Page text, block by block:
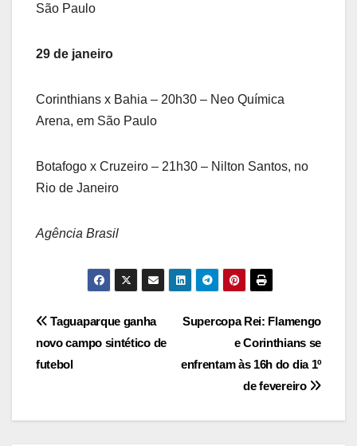
São Paulo
29 de janeiro
Corinthians x Bahia – 20h30 – Neo Química
Arena, em São Paulo
Botafogo x Cruzeiro – 21h30 – Nilton Santos, no
Rio de Janeiro
Agência Brasil
Navegação
de
Supercopa Rei: Flamengo
e Corinthians se
enfrentam às 16h do dia 1º
de fevereiro
Taguaparque ganha
novo campo sintético de
futebol